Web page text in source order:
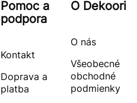
Pomoc a
podpora
Kontakt
Doprava a
platba
O Dekoori
O nás
Všeobecné
obchodné
podmienky